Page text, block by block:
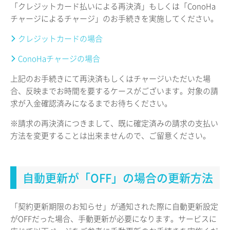
「クレジットカード払いによる再決済」もしくは「ConoHa
チャージによるチャージ」のお手続きを実施してください。
クレジットカードの場合
ConoHaチャージの場合
上記のお手続きにて再決済もしくはチャージいただいた場
合、反映までお時間を要するケースがございます。対象の請
求が入金確認済みになるまでお待ちください。
※請求の再決済につきまして、既に確定済みの請求の支払い
方法を変更することは出来ませんので、ご留意ください。
自動更新が「OFF」の場合の更新方法
「契約更新期限のお知らせ」が通知された際に自動更新設定
がOFFだった場合、手動更新が必要になります。サービスに